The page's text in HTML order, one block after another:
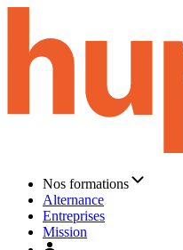
Nos formations
Alternance
Entreprises
Mission